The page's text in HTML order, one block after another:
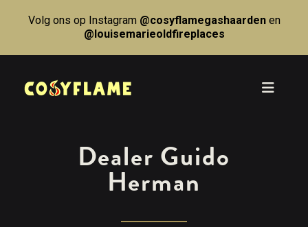
Volg ons op Instagram @cosyflamegashaardenen
@louisemarieoldfireplaces
Dealer Guido
Herman